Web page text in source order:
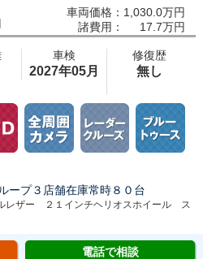
車両価格：
諸費用：
1,030.0万円
17.7万円
車検
2027年05月
修復歴
無し
ープ３店舗在庫常時８０台
レザー ２１インチヘリオスホイール ス
電話で相談